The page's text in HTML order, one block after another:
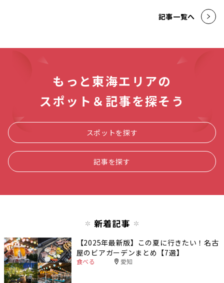
記事一覧へ
もっと東海エリアの
スポット＆記事を探そう
スポットを探す
記事を探す
新着記事
【2025年最新版】この夏に行きたい！名古
屋のビアガーデンまとめ【7選】
食べる 愛知